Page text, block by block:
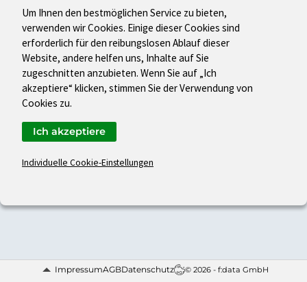
ImpressumAGBDatenschutz © 2026 - f:data GmbH
Um Ihnen den bestmöglichen Service zu bieten,
verwenden wir Cookies. Einige dieser Cookies sind
erforderlich für den reibungslosen Ablauf dieser
Website, andere helfen uns, Inhalte auf Sie
zugeschnitten anzubieten. Wenn Sie auf „Ich
akzeptiere“ klicken, stimmen Sie der Verwendung von
Cookies zu.
Individuelle Cookie-Einstellungen
Ich akzeptiere